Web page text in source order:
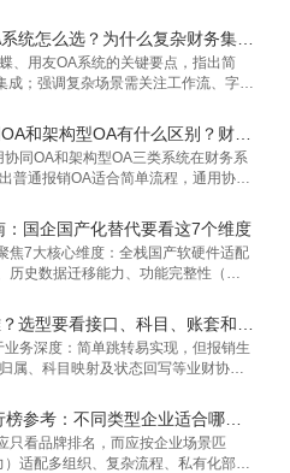
术协同、实施运维一体化和生态持续
、用友OA系统的关键要点，指出简
成；强调复杂场景需关注工作流、字段
构型解决方案。
同OA和架构型OA三类系统在财务系
普通报销OA适合简单流程，通用协同
凭证生成与回写）设计，助力企业精
国企国产化替代要看这7个维度
焦7大核心维度：全栈国产软硬件适配
历史数据迁移能力、功能完整性（避
校验与稳定落地。
务深度：简单跳转易实现，但报销生
属、科目映射及状态回写等业财协同
账套支持、双向数据同步及持续调整
只看品牌排名，而应按企业场景匹
适配多组织、复杂流程、私有化部署